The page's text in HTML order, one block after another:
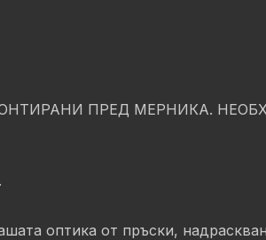
ПРЕД МЕРНИКА.
оптика от пръски,